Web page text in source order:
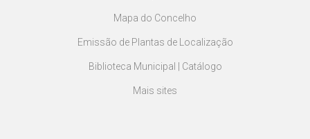
Mapa do Concelho
Emissão de Plantas de Localização
Biblioteca Municipal | Catálogo
Mais sites